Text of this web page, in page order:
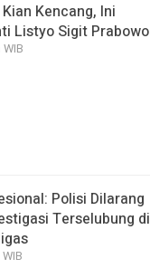
Kencang, Ini
Listyo Sigit Prabowo
Polisi Dilarang
Terselubung di